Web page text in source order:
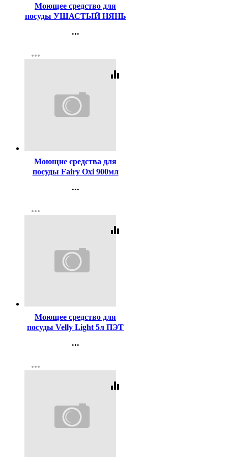
Моющее средство для
посуды УШАСТЫЙ НЯНЬ
...
Регистрация
more_horiz
equalizer
Моющие средства для
посуды Fairy Oxi 900мл
...
Регистрация
more_horiz
equalizer
Моющее средство для
посуды Velly Light 5л ПЭТ
арт.125469
...
Регистрация
more_horiz
equalizer